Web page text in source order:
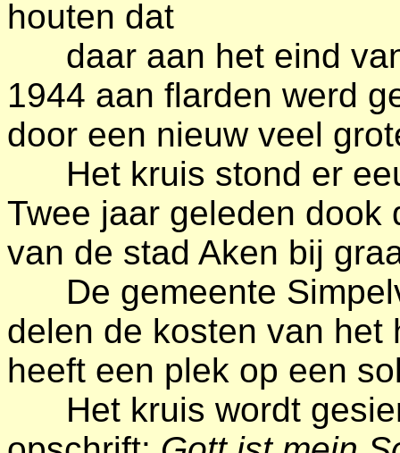
houten dat
daar aan het eind van
1944 aan flarden werd
door een nieuw veel
Het kruis stond er
Twee jaar geleden dook
van de stad Aken bij
De gemeente
delen de kosten van
heeft een plek op een
Het kruis wordt